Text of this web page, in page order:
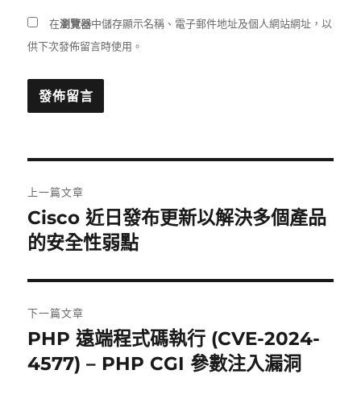
在瀏覽器中儲存顯示名稱、電子郵件地址及個人網站網址，以
供下次發佈留言時使用。
章
導
覽
上一篇文章
上
一
文
章:
Cisco 近日發布更新以解決多個產品
的安全性弱點
下一篇文章
下
一
PHP 遠端程式碼執行 (CVE-2024-
4577) – PHP CGI 參數注入漏洞